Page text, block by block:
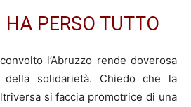
PERSO TUTTO
l’Abruzzo rende doverosa
solidarietà. Chiedo che la
si faccia promotrice di una